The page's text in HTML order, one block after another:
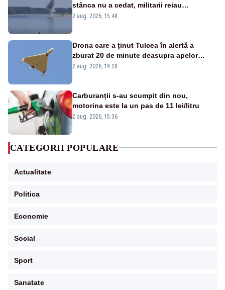
stânca nu a cedat, militarii reiau
detonările luni – VIDEO
2 aug. 2026, 15:48
Drona care a ținut Tulcea în alertă a
zburat 20 de minute deasupra apelor
României. Au fost ridicate două F-16
2 aug. 2026, 19:28
Carburanții s-au scumpit din nou,
motorina este la un pas de 11 lei/litru
2 aug. 2026, 15:36
CATEGORII POPULARE
Actualitate
Politica
Economie
Social
Sport
Sanatate